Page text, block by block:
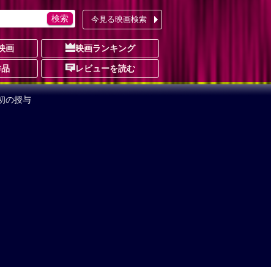
今見る映画検索
画 映画ランキング
レビューを読む
の授与